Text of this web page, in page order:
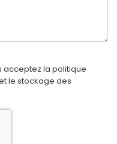
acceptez la politique
le stockage des